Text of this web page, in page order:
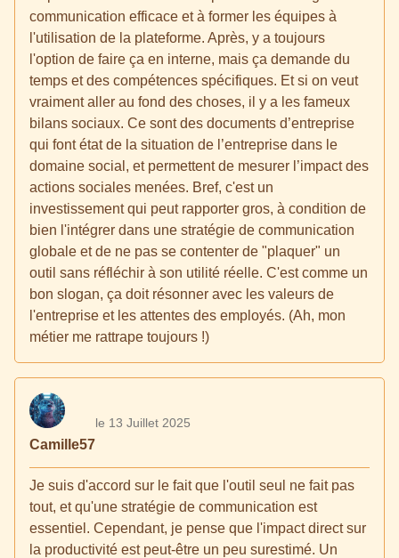
communication efficace et à former les équipes à
l'utilisation de la plateforme. Après, y a toujours
l'option de faire ça en interne, mais ça demande du
temps et des compétences spécifiques. Et si on veut
vraiment aller au fond des choses, il y a les fameux
bilans sociaux. Ce sont des documents d’entreprise
qui font état de la situation de l’entreprise dans le
domaine social, et permettent de mesurer l’impact des
actions sociales menées. Bref, c'est un
investissement qui peut rapporter gros, à condition de
bien l'intégrer dans une stratégie de communication
globale et de ne pas se contenter de "plaquer" un
outil sans réfléchir à son utilité réelle. C'est comme un
bon slogan, ça doit résonner avec les valeurs de
l'entreprise et les attentes des employés. (Ah, mon
métier me rattrape toujours !)
Camille57
le 13 Juillet 2025
Je suis d'accord sur le fait que l'outil seul ne fait pas
tout, et qu'une stratégie de communication est
essentiel. Cependant, je pense que l'impact direct sur
la productivité est peut-être un peu surestimé. Un